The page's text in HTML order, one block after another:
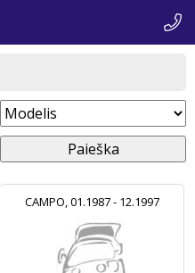
Paieška
CAMPO, 01.1987 - 12.1997